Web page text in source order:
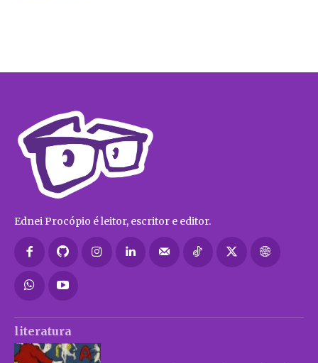
Ednei Procópio é leitor, escritor e editor.
literatura